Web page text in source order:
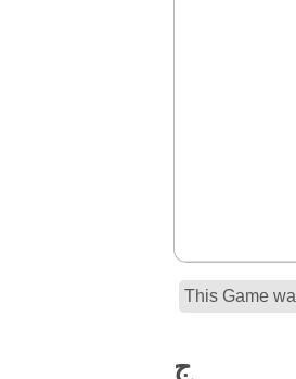
This Game
ج